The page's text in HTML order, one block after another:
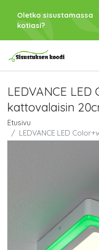
Oletko sisustamassa
kotiasi?
LEDVANCE
kattovalaisin
Etusivu
LEDVANCE LED